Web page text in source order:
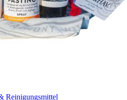
Reinigungsmittel